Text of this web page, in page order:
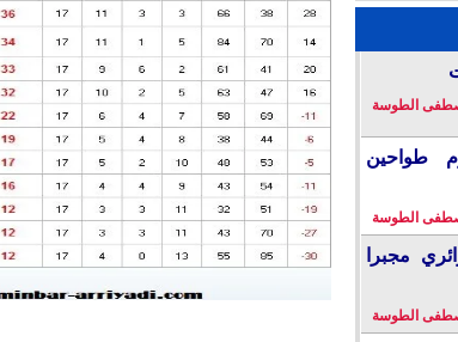
الطوسة
طواحين
الطوسة
مجبرا
الطوسة